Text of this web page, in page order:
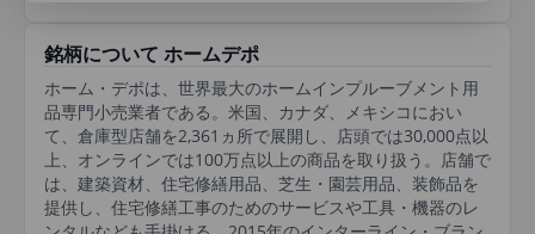
銘柄について ホームデポ
ホーム・デポは、世界最大のホームインプルーブメント用
品専門小売業者である。米国、カナダ、メキシコにおい
て、倉庫型店舗を2,361ヵ所で展開し、店頭では30,000点以
上、オンラインでは100万点以上の商品を取り扱う。店舗で
は、建築資材、住宅修繕用品、芝生・園芸用品、装飾品を
提供し、住宅修繕工事のためのサービスや工具・機器のレ